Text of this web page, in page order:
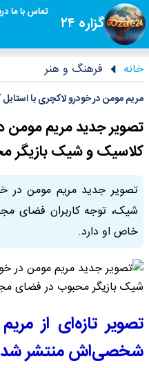
گزاره ۲۴
تماس با ما
خانه فرهنگ و هنر
مریم مومن در خودرو لاکچری با
تصویر جدید مریم مومن
کلاسیک و شیک بازیگر
تصویر جدید مریم مومن در
شیک، توجه کاربران فضای
خاص او دارد.
تصویر تازه‌ای از
شخصی‌اش منتشر